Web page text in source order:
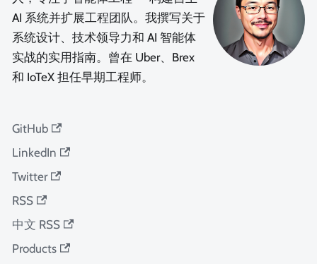
AI 系统并扩展工程团队。我撰写关于
系统设计、技术领导力和 AI 智能体
实战的实用指南。曾在 Uber、Brex
和 IoTeX 担任早期工程师。
GitHub
LinkedIn
Twitter
RSS
中文 RSS
Products